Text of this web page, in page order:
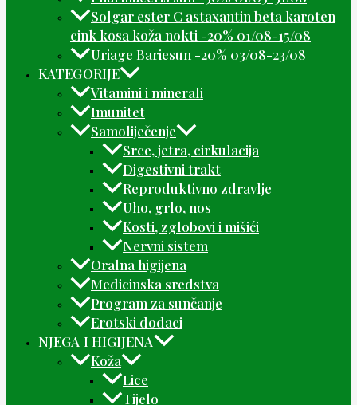
Solgar ester C astaxantin beta karoten
cink kosa koža nokti -20% 01/08-15/08
Uriage Bariesun -20% 03/08-23/08
KATEGORIJE
Vitamini i minerali
Imunitet
Samoliječenje
Srce, jetra, cirkulacija
Digestivni trakt
Reproduktivno zdravlje
Uho, grlo, nos
Kosti, zglobovi i mišići
Nervni sistem
Oralna higijena
Medicinska sredstva
Program za sunčanje
Erotski dodaci
NJEGA I HIGIJENA
Koža
Lice
Tijelo